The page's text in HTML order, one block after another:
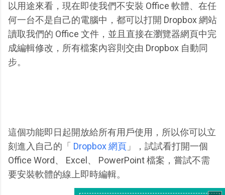
以用途來看，現在即使我們不安裝 Office 軟體、在任
何一台不是自己的電腦中，都可以打開 Dropbox 網站
讀取我們的 Office 文件，並且直接在瀏覽器網頁中完
成編輯修改，所有檔案內容則交由 Dropbox 自動同
步。
這個功能即日起開放給所有用戶使用，所以你可以立
刻進入自己的「 Dropbox 網頁 」，試試看打開一個
Office Word、 Excel、 PowerPoint 檔案，嘗試不需
要安裝軟體的線上即時編輯。